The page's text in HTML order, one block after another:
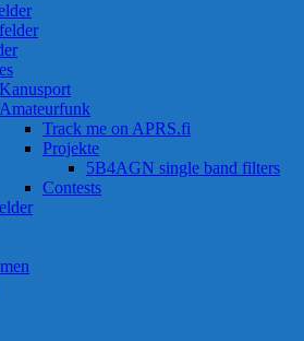
Kanusport
Amateurfunk
Track me on APRS.fi
Projekte
5B4AGN single band filters
Contests